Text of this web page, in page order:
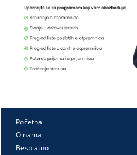
Početna
O nama
Besplatno